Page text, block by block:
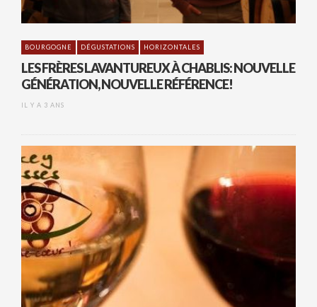
BOURGOGNE DÉGUSTATIONS HORIZONTALES
LES FRÈRES LAVANTUREUX À CHABLIS: NOUVELLE
GÉNÉRATION, NOUVELLE RÉFÉRENCE!
IL Y A 3 ANS